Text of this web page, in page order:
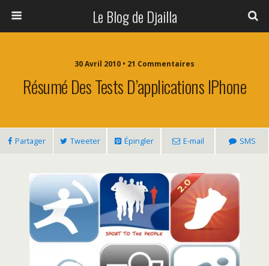
Le Blog de Djailla
30 Avril 2010 • 21 Commentaires
Résumé Des Tests D’applications IPhone
Partager Tweeter Épingler E-mail SMS